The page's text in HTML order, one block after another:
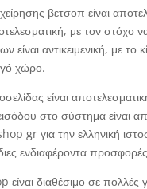
βετσοπ είναι
με τον
είναι αντικειμενική, με
χώρο.
είναι
στο σύστημα είναι
gr για την ελληνική
ενδιαφέροντα
διαθέσιμο σε πολλές